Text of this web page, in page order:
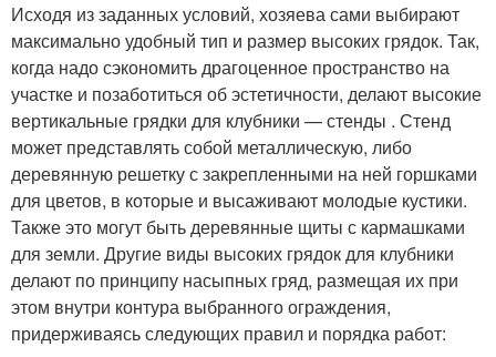
Исходя из заданных условий, хозяева сами выбирают
максимально удобный тип и размер высоких грядок. Так,
когда надо сэкономить драгоценное пространство на
участке и позаботиться об эстетичности, делают высокие
вертикальные грядки для клубники — стенды . Стенд
может представлять собой металлическую, либо
деревянную решетку с закрепленными на ней горшками
для цветов, в которые и высаживают молодые кустики.
Также это могут быть деревянные щиты с кармашками
для земли. Другие виды высоких грядок для клубники
делают по принципу насыпных гряд, размещая их при
этом внутри контура выбранного ограждения,
придерживаясь следующих правил и порядка работ: